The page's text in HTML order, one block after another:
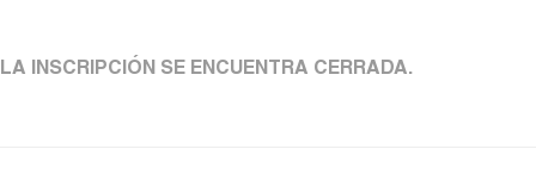
LA INSCRIPCIÓN SE ENCUENTRA CERRADA.